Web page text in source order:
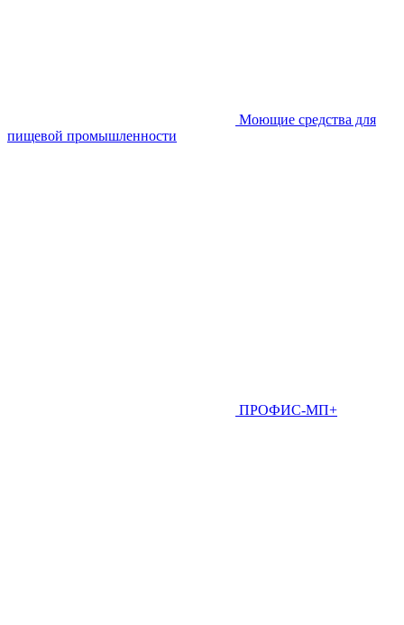
Моющие средства для
пищевой промышленности
ПРОФИС-МП+